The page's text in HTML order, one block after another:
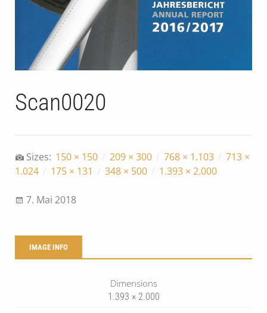
Scan0020
Sizes: 150 × 150 / 209 × 300 / 768 × 1.103 / 713 ×
1.024 / 175 × 131 / 348 × 500 / 1.393 × 2.000
7. Mai 2018
IMAGE INFO
Dimensions
1.393 × 2.000